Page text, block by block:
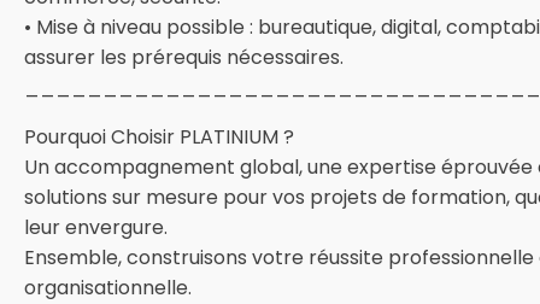
• Mise à niveau possible : bureautique, digital,
assurer les prérequis nécessaires.
Pourquoi Choisir PLATINIUM ?
Un accompagnement global, une expertise éprouvée
solutions sur mesure pour vos projets de formation,
leur envergure.
Ensemble, construisons votre réussite
organisationnelle.